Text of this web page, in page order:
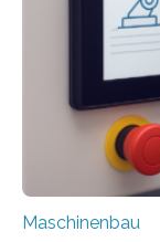
Maschinenbau